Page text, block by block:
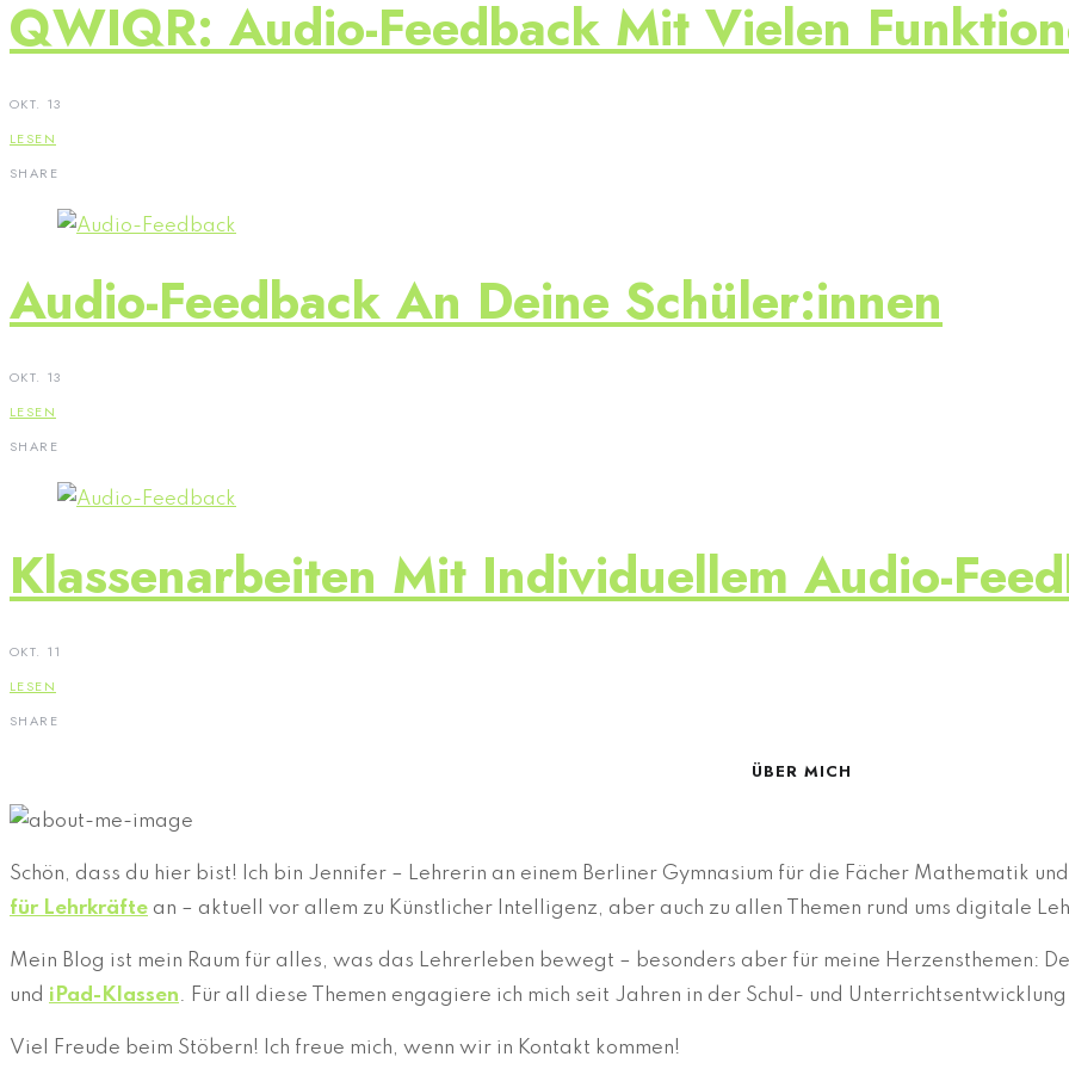
QWIQR: Audio-Feedback Mit Vielen
OKT. 13
LESEN
SHARE
Audio-Feedback An Deine Schüler:innen
OKT. 13
LESEN
SHARE
Klassenarbeiten Mit Individuellem Audio-
OKT. 11
LESEN
SHARE
ÜBER MICH
Schön, dass du hier bist! Ich bin Jennifer – Lehrerin an einem Berliner Gymnasium für die Fächer Mathematik
für Lehrkräfte an – aktuell vor allem zu Künstlicher Intelligenz, aber auch zu allen Themen rund ums digitale
Mein Blog ist mein Raum für alles, was das Lehrerleben bewegt – besonders aber für meine Herzensthemen:
und iPad-Klassen. Für all diese Themen engagiere ich mich seit Jahren in der Schul- und
Viel Freude beim Stöbern! Ich freue mich, wenn wir in Kontakt kommen!